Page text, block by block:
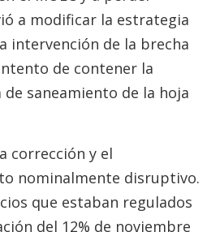
a modificar la estrategia
intervención de la brecha
de contener la
saneamiento de la hoja
corrección y el
nominalmente disruptivo.
que estaban regulados
del 12% de noviembre